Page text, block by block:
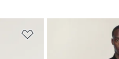
Lägg till på önskelistan